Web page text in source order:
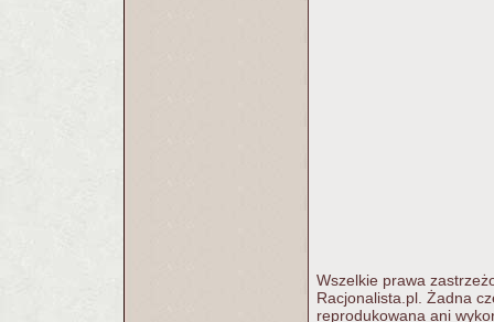
Wszelkie prawa
Racjonalista.pl. Żadna
reprodukowana ani